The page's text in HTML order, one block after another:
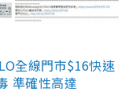
全線門市$16快速
準確性高達